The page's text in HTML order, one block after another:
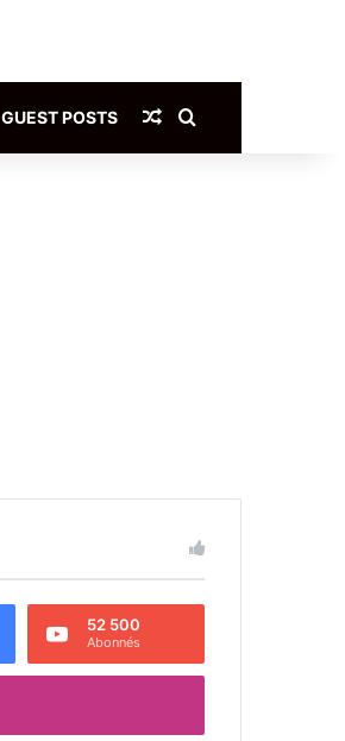
GUEST POSTS Article Aléatoire
52 500
Abonnés